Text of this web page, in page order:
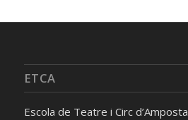
ETCA
Escola de Teatre i Circ d’Amposta